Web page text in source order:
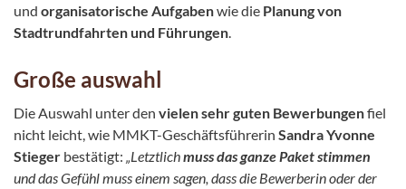
und organisatorische Aufgabenwie die Planung von
Stadtrundfahrten und Führungen
Große auswahl
Die Auswahl unter den vielen sehr guten Bewerbungenfiel
nicht leicht, wie MMKT-Geschäftsführerin Sandra Yvonne
Stieger bestätigt: „Letztlichmuss das ganze Paket stimmen
und das Gefühl muss einem sagen, dass die Bewerberin oder der